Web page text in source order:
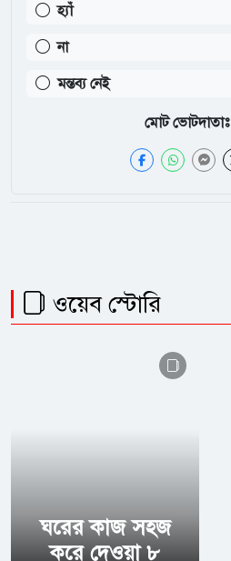
হ্যাঁ
না
মন্তব্য নেই
মোট ভোটদাতাঃ
ওয়েব স্টোরি
ঘরের কাজ সহজ
করে দেওয়া ৮